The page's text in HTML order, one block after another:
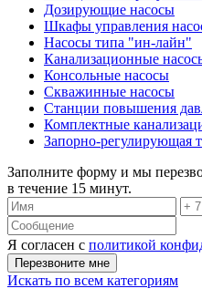
Дозирующие насосы
Шкафы управления
Насосы типа "ин-лайн"
Канализационные
Консольные насосы
Скважинные насосы
Станции повышения
Комплектные
Запорно-регулирующая
Заполните форму и мы
в течение 15 минут.
Я согласен с политикой
Искать по всем категориям